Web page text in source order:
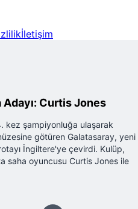
İletişim
Adayı: Curtis Jones
kez şampiyonluğa ulaşarak
götüren Galatasaray, yeni
İngiltere'ye çevirdi. Kulüp,
saha oyuncusu Curtis Jones ile